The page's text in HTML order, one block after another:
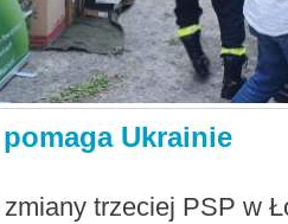
Ukrainie
trzeciej PSP w